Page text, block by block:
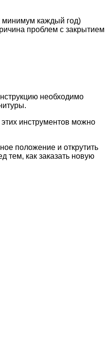
минимум каждый год)
проблем с закрытием
необходимо
инструментов можно
положение и открутить
тем, как заказать новую